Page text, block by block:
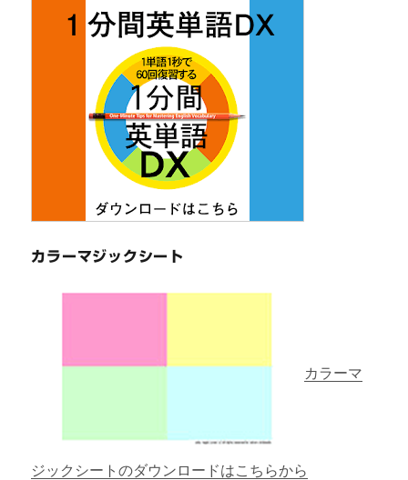
カラーマジックシート
カラーマ
ジックシートのダウンロードはこちらから